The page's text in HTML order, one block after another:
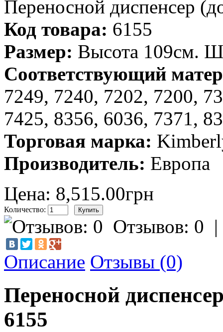
Переносной диспенсер
Код товара: 6155
Размер: Высота 109см.
Соответствующий
7249, 7240, 7202, 7200,
7425, 8356, 6036, 7371,
Торговая марка:
Производитель: Европа
Цена: 8,515.00грн
Количество:
Отзывов: 0
Описание Отзывы (0)
Переносной
6155